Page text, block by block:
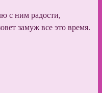
с ним радости,
замуж все это время.